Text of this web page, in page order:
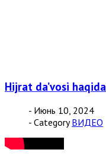
Hijrat da’vosi haqida
- Июнь 10, 2024
- Category ВИДЕО